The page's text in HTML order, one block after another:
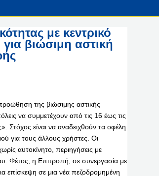
με κεντρικό
βιώσιμη αστική
της βιώσιμης αστικής
να συμμετέχουν από τις 16 έως τις
Στόχος είναι να αναδειχθούν τα οφέλη
για τους άλλους χρήστες. Οι
αυτοκίνητο, περιηγήσεις με
Φέτος, η Επιτροπή, σε συνεργασία με
επίσκεψη σε μια νέα πεζοδρομημένη